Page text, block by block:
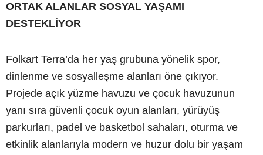
ORTAK ALANLAR SOSYAL YAŞAMI
DESTEKLİYOR
Folkart Terra’da her yaş grubuna yönelik spor,
dinlenme ve sosyalleşme alanları öne çıkıyor.
Projede açık yüzme havuzu ve çocuk havuzunun
yanı sıra güvenli çocuk oyun alanları, yürüyüş
parkurları, padel ve basketbol sahaları, oturma ve
etkinlik alanlarıyla modern ve huzur dolu bir yaşam